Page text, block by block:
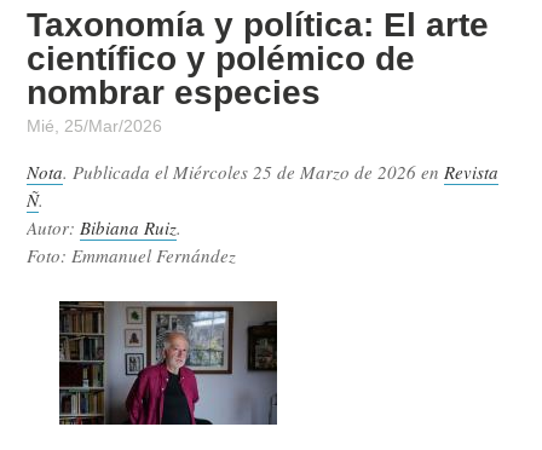
Taxonomía y política: El arte
científico y polémico de
nombrar especies
Mié, 25/Mar/2026
Nota. Publicada elMiércoles 25 de Marzo de 2026 enRevista
Ñ.
Autor:Bibiana Ruiz.
Foto: Emmanuel Fernández